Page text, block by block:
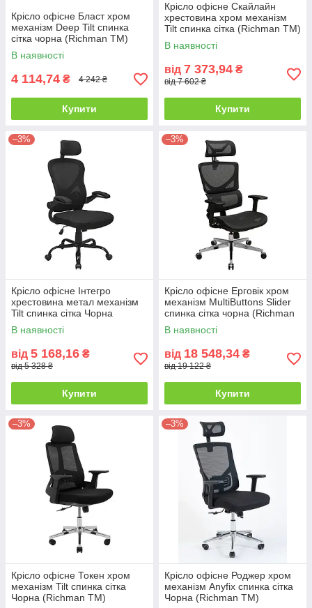
Крісло офісне Бласт хром
механізм Deep Tilt спинка
сітка чорна (Richman ТМ)
В наявності
4 114,74 ₴ 4 242 ₴
Купити
Крісло офісне Скайлайн
хрестовина хром механізм
Tilt спинка сітка (Richman ТМ)
В наявності
від 7 373,94 ₴
від 7 602 ₴
Купити
–3%
Крісло офісне Інтегро
хрестовина метал механізм
Tilt спинка сітка Чорна
(Richman ТМ)
В наявності
від 5 168,16 ₴
від 5 328 ₴
Купити
–3%
Крісло офісне Ерговік хром
механізм MultiButtons Slider
спинка сітка чорна (Richman
ТМ)
В наявності
від 18 548,34 ₴
від 19 122 ₴
Купити
–3%
Крісло офісне Токен хром
механізм Tilt спинка сітка
Чорна (Richman ТМ)
–3%
Крісло офісне Роджер хром
механізм Anyfix спинка сітка
Чорна (Richman ТМ)